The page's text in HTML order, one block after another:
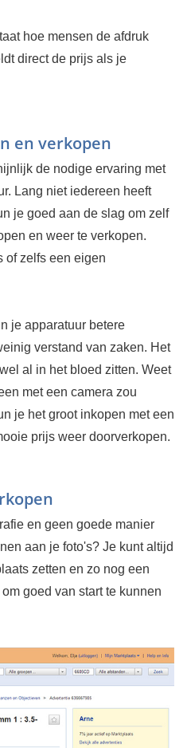
hoe mensen de afdruk
direct de prijs als je
en verkopen
de nodige ervaring met
Lang niet iedereen heeft
je goed aan de slag om zelf
en weer te verkopen.
of zelfs een eigen
je apparatuur betere
verstand van zaken. Het
al in het bloed zitten. Weet
met een camera zou
je het groot inkopen met een
prijs weer doorverkopen.
en geen goede manier
aan je foto's? Je kunt altijd
zetten en zo nog een
goed van start te kunnen